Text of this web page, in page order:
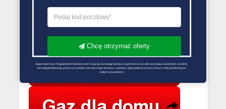
Niedziela Zamknięte
PORÓWNYWARKA OFERT GAZU
Chcę otrzymać oferty
Zapoznałem się z Regulaminem Świadczenie Usług i go akceptuję Każdą ze zgód można wycofać wysyłając wiadomość na adres
biuro@optimalenergy.pl lub w przypadku zewnętrznego dostawcy, zgodnie z jego polityką ochrony danych. Więcej informacji w
polityce prywatności